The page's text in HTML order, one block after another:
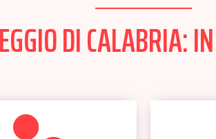
DI CALABRIA: